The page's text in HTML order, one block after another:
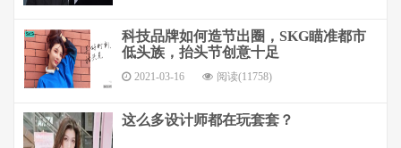
科技品牌如何造节出圈，SKG瞄准都市
低头族，抬头节创意十足
2021-03-16 阅读(11758)
这么多设计师都在玩套套？